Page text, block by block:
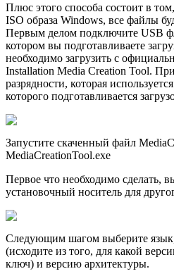
Плюс этого способа состоит в
ISO образа Windows, все файлы
Первым делом подключите USB
котором вы подготавливаете
необходимо загрузить с
Installation Media Creation Tool.
разрядности, которая
которого подготавливается
Запустите скаченный файл
MediaCreationTool.exe
Первое что необходимо сделать,
установочный носитель для
Следующим шагом выберите
(исходите из того, для какой
ключ) и версию архитектуры.